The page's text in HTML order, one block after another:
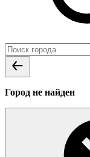
Город не найден